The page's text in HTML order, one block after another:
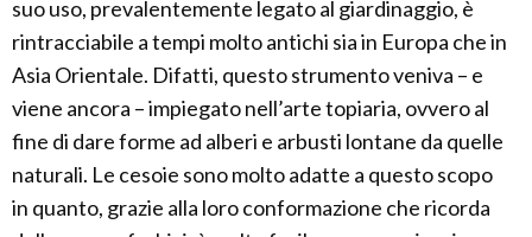
suo uso, prevalentemente legato al giardinaggio, è
rintracciabile a tempi molto antichi sia in Europa che in
Asia Orientale. Difatti, questo strumento veniva – e
viene ancora – impiegato nell’arte topiaria, ovvero al
fine di dare forme ad alberi e arbusti lontane da quelle
naturali. Le cesoie sono molto adatte a questo scopo
in quanto, grazie alla loro conformazione che ricorda